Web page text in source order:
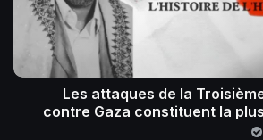
Les attaques de la
contre Gaza constituent la
terrorisme dans